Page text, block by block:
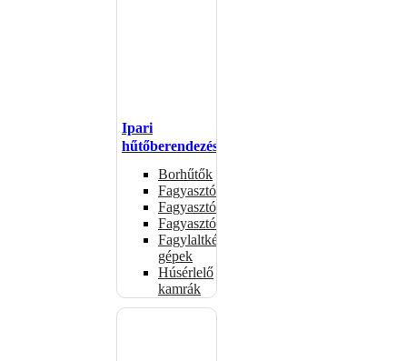
Ipari
hűtőberendezések
Borhűtők
Fagyasztóasztalok
Fagyasztóládák
Fagyasztószekrények
Fagylaltkészítő
gépek
Húsérlelő
kamrák